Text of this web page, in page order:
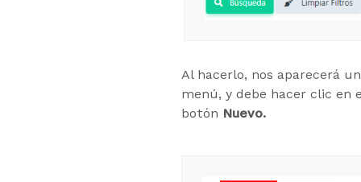
Al hacerlo, nos aparecerá un
menú, y debe hacer clic en
botón Nuevo.